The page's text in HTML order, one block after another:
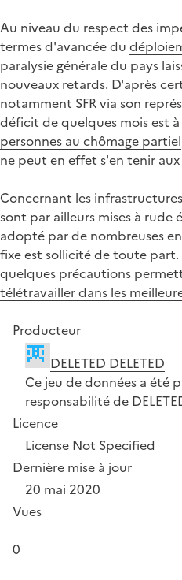
Au niveau du respect des
termes d'avancée du
paralysie générale du pays
nouveaux retards. D'après
notamment SFR via son
déficit de quelques mois est
personnes au chômage partiel
ne peut en effet s'en tenir
Concernant les
sont par ailleurs mises à rude
adopté par de nombreuses
fixe est sollicité de toute
quelques précautions
télétravailler dans les
Producteur
DELETED DELETED
Ce jeu de données a été
responsabilité de
Licence
License Not Specified
Dernière mise à jour
20 mai 2020
Vues
0